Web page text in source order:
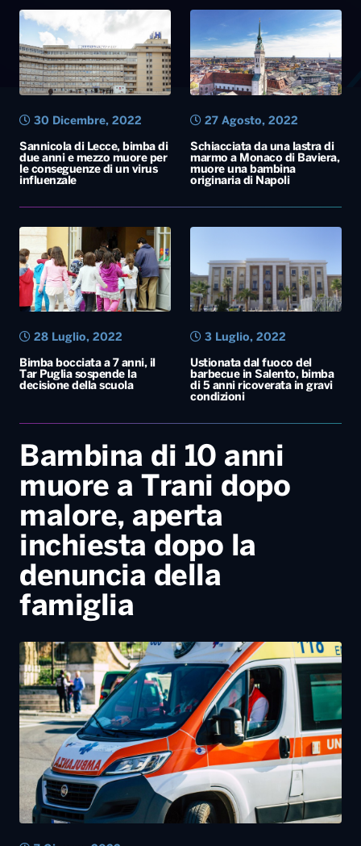
Sannicola di Lecce, bimba di
due anni e mezzo muore per
le conseguenze di un virus
influenzale
30 Dicembre, 2022
Schiacciata da una lastra di
marmo a Monaco di Baviera,
muore una bambina
originaria di Napoli
27 Agosto, 2022
Bimba bocciata a 7 anni, il
Tar Puglia sospende la
decisione della scuola
28 Luglio, 2022
Ustionata dal fuoco del
barbecue in Salento, bimba
di 5 anni ricoverata in gravi
condizioni
3 Luglio, 2022
Bambina di 10 anni
muore a Trani dopo
malore, aperta
inchiesta dopo la
denuncia della
famiglia